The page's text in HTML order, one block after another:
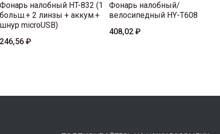
Фонарь налобный HT-832 (1
больш.+ 2 линзы + аккум.+
шнур microUSB)
246,56 ₽
Фонарь налобный/
велосипедный HY-T608
408,02 ₽